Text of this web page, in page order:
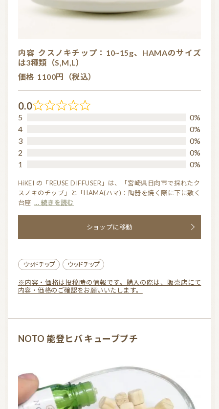
内容 クスノキチップ：10~15g、HAMAのサイズ
は3種類（S,M,L）
価格 1100円（税込）
0.0
R
0.
0
o
f
5
0%
4
0%
3
0%
2
0%
1
0%
HiKEI の「REUSE DIFFUSER」は、「宮崎県日向市で採れたク
スノキのチップ」と「HAMA(ハマ)：陶器を焼く際に下に敷く
台座 ... 続きを読む
ショップに移動
ウッドチップ ウッドチップ
※内容・価格は投稿時の情報です。購入の際は、販売店にて
内容・価格のご確認をお願いいたします。
NOTO 能登ヒバ キューブプチ